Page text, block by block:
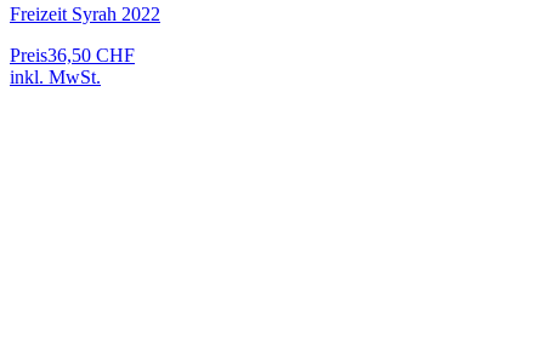
Freizeit Syrah 2022
Preis36,50 CHF
inkl. MwSt.